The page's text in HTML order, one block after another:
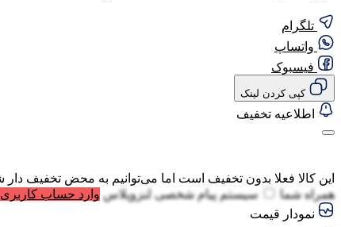
تلگرام
واتساپ
فیسبوک
کپی کردن لینک
اطلاعیه تخفیف
این کالا فعلا بدون تخفیف است اما می‌توانیم به محض تخفیف
همراه شما
سیستم پیام شخصی لنزوپلاس وارد حساب
نمودار قیمت